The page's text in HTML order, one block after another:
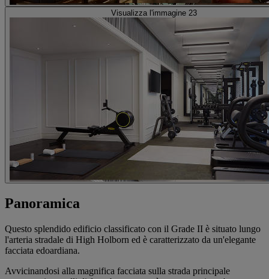
Visualizza l'immagine 23
Panoramica
Questo splendido edificio classificato con il Grade II è situato lungo
l'arteria stradale di High Holborn ed è caratterizzato da un'elegante
facciata edoardiana.
Avvicinandosi alla magnifica facciata sulla strada principale